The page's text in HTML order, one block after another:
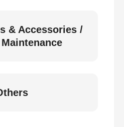
& Accessories /
Maintenance
Others